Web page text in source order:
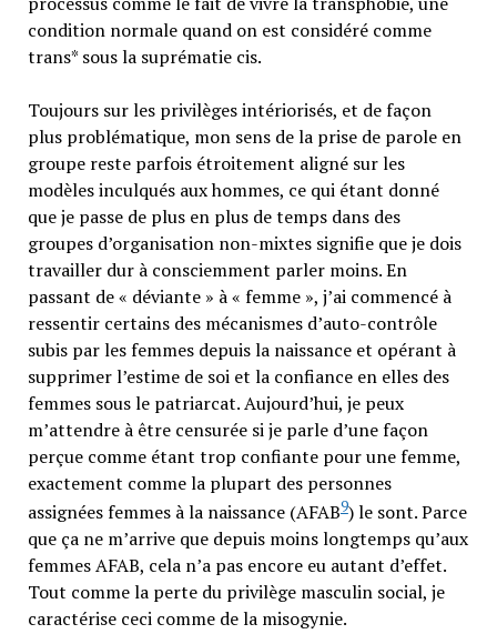
condition normale quand on est considéré comme
trans* sous la suprématie cis.
Toujours sur les privilèges intériorisés, et de façon
plus problématique, mon sens de la prise de parole en
groupe reste parfois étroitement aligné sur les
modèles inculqués aux hommes, ce qui étant donné
que je passe de plus en plus de temps dans des
groupes d’organisation non-mixtes signifie que je dois
travailler dur à consciemment parler moins. En
passant de « déviante » à « femme », j’ai commencé à
ressentir certains des mécanismes d’auto-contrôle
subis par les femmes depuis la naissance et opérant à
supprimer l’estime de soi et la confiance en elles des
femmes sous le patriarcat. Aujourd’hui, je peux
m’attendre à être censurée si je parle d’une façon
perçue comme étant trop confiante pour une femme,
exactement comme la plupart des personnes
assignées femmes à la naissance (AFAB9) le sont. Parce
que ça ne m’arrive que depuis moins longtemps qu’aux
femmes AFAB, cela n’a pas encore eu autant d’effet.
Tout comme la perte du privilège masculin social, je
caractérise ceci comme de la misogynie.